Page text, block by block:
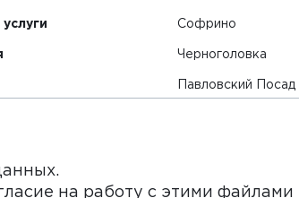
Софрино
Черноголовка
Павловский Посад
на работу с этими файлами